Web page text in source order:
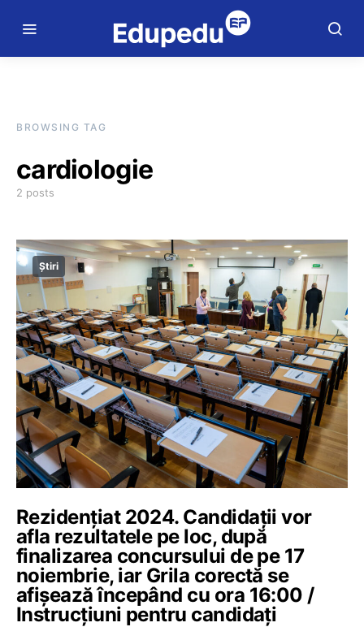
BROWSING TAG
cardiologie
2 posts
Știri
Rezidențiat 2024. Candidații vor
afla rezultatele pe loc, după
finalizarea concursului de pe 17
noiembrie, iar Grila corectă se
afișează începând cu ora 16:00 /
Instrucțiuni pentru candidați